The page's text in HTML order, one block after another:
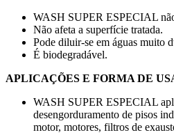
WASH SUPER ESPECIAL
Não afeta a superfície tratada.
Pode diluir-se em águas muito
É biodegradável.
APLICAÇÕES E FORMA DE
WASH SUPER ESPECIAL
desengorduramento de pisos
motor, motores, filtros de